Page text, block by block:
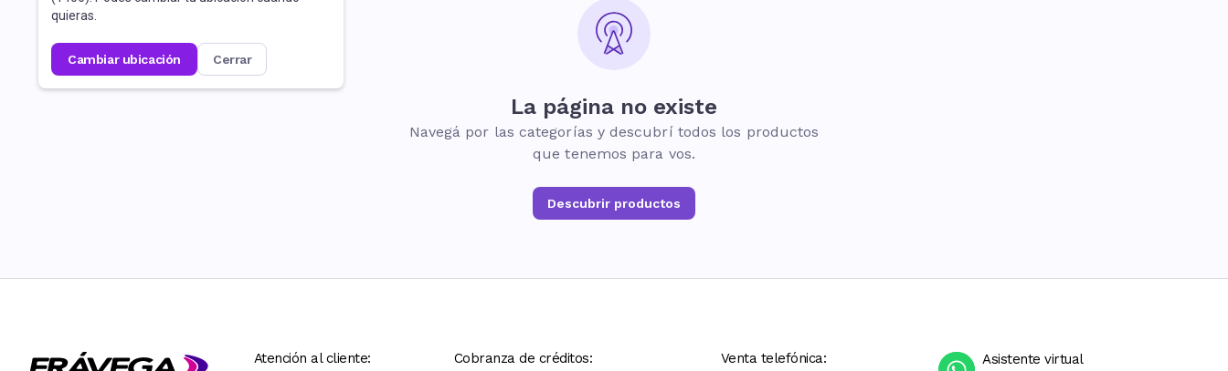
quieras.
cambiar ubicación cerrar
La página no existe
Navegá por las categorías y descubrí todos los productos
que tenemos para vos.
Descubrir productos
Atención al cliente: Cobranza de créditos: Venta telefónica: Asistente virtual